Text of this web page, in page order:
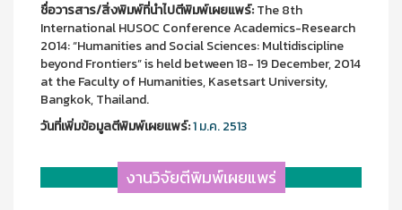
ชื่อวารสาร/สิ่งพิมพ์ที่นำไปตีพิมพ์เผยแพร์:The 8th
International HUSOC Conference Academics-Research
2014: “Humanities and Social Sciences: Multidiscipline
beyond Frontiers” is held between 18- 19 December, 2014
at the Faculty of Humanities, Kasetsart University,
Bangkok, Thailand.
วันที่เพิ่มข้อมูลตีพิมพ์เผยแพร์:1 ม.ค. 2513
งานวิจัยตีพิมพ์เผยแพร่